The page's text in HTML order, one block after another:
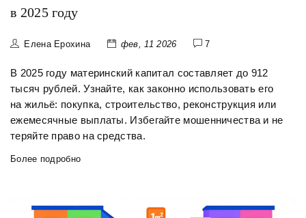
в 2025 году
Елена Ерохина фев, 11 2026 7
В 2025 году материнский капитал составляет до 912
тысяч рублей. Узнайте, как законно использовать его
на жильё: покупка, строительство, реконструкция или
ежемесячные выплаты. Избегайте мошенничества и не
теряйте право на средства.
Более подробно